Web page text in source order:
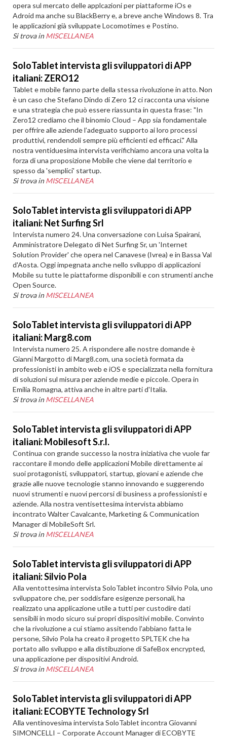
opera sul mercato delle applcazioni per piattaforme iOs e
Adroid ma anche su BlackBerry e, a breve anche Windows 8. Tra
le applicazioni già sviluppate Locomotimes e Postino.
Si trova in MISCELLANEA
SoloTablet intervista gli sviluppatori di APP
italiani: ZERO12
Tablet e mobile fanno parte della stessa rivoluzione in atto. Non
è un caso che Stefano Dindo di Zero 12 ci racconta una visione
e una strategia che può essere riassunta in questa frase: "In
Zero12 crediamo che il binomio Cloud – App sia fondamentale
per offrire alle aziende l’adeguato supporto ai loro processi
produttivi, rendendoli sempre più efficienti ed efficaci." Alla
nostra ventiduesima intervista verifichiamo ancora una volta la
forza di una proposizione Mobile che viene dal territorio e
spesso da 'semplici' startup.
Si trova in MISCELLANEA
SoloTablet intervista gli sviluppatori di APP
italiani: Net Surfing Srl
Intervista numero 24. Una conversazione con Luisa Spairani,
Amministratore Delegato di Net Surfing Sr, un 'Internet
Solution Provider' che opera nel Canavese (Ivrea) e in Bassa Val
d'Aosta. Oggi impegnata anche nello sviluppo di applicazioni
Mobile su tutte le piattaforme disponibili e con strumenti anche
Open Source.
Si trova in MISCELLANEA
SoloTablet intervista gli sviluppatori di APP
italiani: Marg8.com
Intervista numero 25. A rispondere alle nostre domande è
Gianni Margotto di Marg8.com, una società formata da
professionisti in ambito web e iOS e specializzata nella fornitura
di soluzioni sul misura per aziende medie e piccole. Opera in
Emilia Romagna, attiva anche in altre parti d'Italia.
Si trova in MISCELLANEA
SoloTablet intervista gli sviluppatori di APP
italiani: Mobilesoft S.r.l.
Continua con grande successo la nostra iniziativa che vuole far
raccontare il mondo delle applicazioni Mobile direttamente ai
suoi protagonisti, sviluppatori, startup, giovani e aziende che
grazie alle nuove tecnologie stanno innovando e suggerendo
nuovi strumenti e nuovi percorsi di business a professionisti e
aziende. Alla nostra ventisettesima intervista abbiamo
incontrato Walter Cavalcante, Marketing & Communication
Manager di MobileSoft Srl.
Si trova in MISCELLANEA
SoloTablet intervista gli sviluppatori di APP
italiani: Silvio Pola
Alla ventottesima intervista SoloTablet incontro Silvio Pola, uno
sviluppatore che, per soddisfare esigenze personali, ha
realizzato una applicazione utile a tutti per custodire dati
sensibili in modo sicuro sui propri dispositivi mobile. Convinto
che la rivoluzione a cui stiamo assitendo l'abbiano fatta le
persone, Silvio Pola ha creato il progetto SPLTEK che ha
portato allo sviluppo e alla distibuzione di SafeBox encrypted,
una applicazione per dispositivi Android.
Si trova in MISCELLANEA
SoloTablet intervista gli sviluppatori di APP
italiani: ECOBYTE Technology Srl
Alla ventinovesima intervista SoloTablet incontra Giovanni
SIMONCELLI – Corporate Account Manager di ECOBYTE